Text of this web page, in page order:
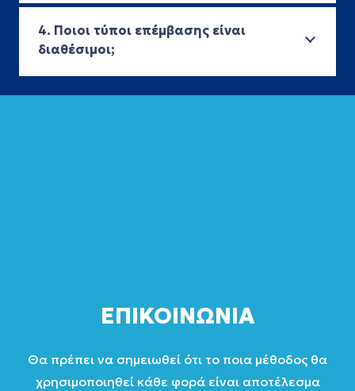
4. Ποιοι τύποι επέμβασης είναι
διαθέσιμοι;
ΕΠΙΚΟΙΝΩΝΙΑ
Θα πρέπει να σημειωθεί ότι το ποια μέθοδος θα
χρησιμοποιηθεί κάθε φορά είναι αποτέλεσμα